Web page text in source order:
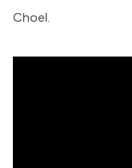
Choel.